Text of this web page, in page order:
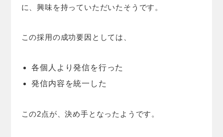
に、興味を持っていただいたそうです。
この採用の成功要因としては、
各個人より発信を行った
発信内容を統一した
この2点が、決め手となったようです。